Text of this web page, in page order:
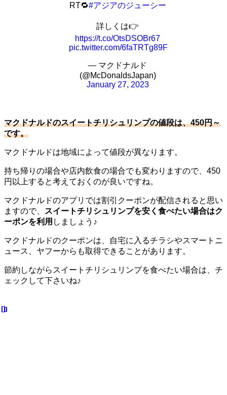
RT🔁#アジアのジューシー
詳しくは👉
https://t.co/OtsDSOBr67
pic.twitter.com/6faTRTg89F
— マクドナルド
(@McDonaldsJapan)
January 27, 2023
マクドナルドのスイートチリシュリンプの値段は、450円～
です。
マクドナルドは地域によって値段が異なります。
持ち帰りの場合や店内飲食の場合でも変わりますので、450
円以上すると考えておくのが良いですね。
マクドナルドのアプリでは割引クーポンが配信されると思い
ますので、
スイートチリシュリンプを安く食べたい場合はク
ーポンを利用 しましょう♪
マクドナルドのクーポンは、自宅に入るチラシやスマートニ
ュース、ヤフーからも取得できることがあります。
節約しながらスイートチリシュリンプを食べたい場合は、チ
ェックして下さいね♪